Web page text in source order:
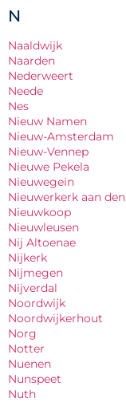
N
Naaldwijk
Naarden
Nederweert
Neede
Nes
Nieuw Namen
Nieuw-Amsterdam
Nieuw-Vennep
Nieuwe Pekela
Nieuwegein
Nieuwerkerk aan den
Nieuwkoop
Nieuwleusen
Nij Altoenae
Nijkerk
Nijmegen
Nijverdal
Noordwijk
Noordwijkerhout
Norg
Notter
Nuenen
Nunspeet
Nuth